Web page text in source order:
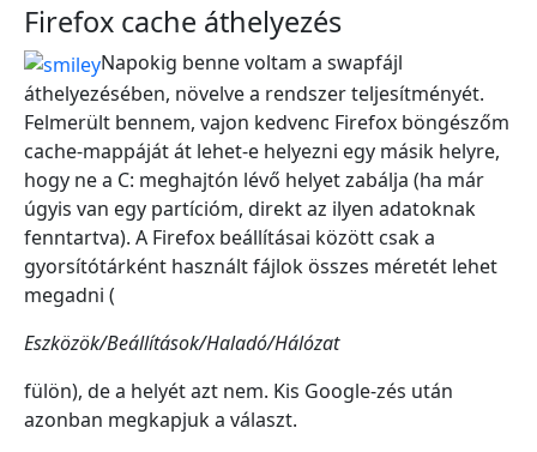
Firefox cache áthelyezés
Napokig benne voltam a swapfájl
áthelyezésében, növelve a rendszer teljesítményét.
Felmerült bennem, vajon kedvenc Firefox böngészőm
cache-mappáját át lehet-e helyezni egy másik helyre,
hogy ne a C: meghajtón lévő helyet zabálja (ha már
úgyis van egy partícióm, direkt az ilyen adatoknak
fenntartva). A Firefox beállításai között csak a
gyorsítótárként használt fájlok összes méretét lehet
megadni (
Eszközök/Beállítások/Haladó/Hálózat
fülön), de a helyét azt nem. Kis Google-zés után
azonban megkapjuk a választ.